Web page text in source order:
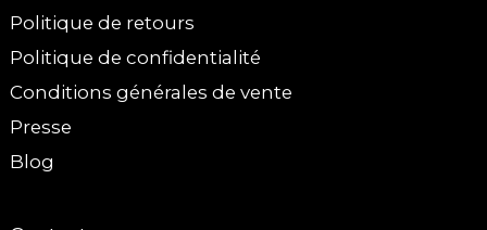
Politique de retours
Politique de confidentialité
Conditions générales de vente
Presse
Blog